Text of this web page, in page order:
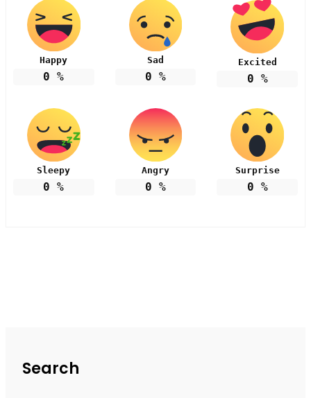
Happy
0 %
Sad
0 %
Excited
0 %
Sleepy
0 %
Angry
0 %
Surprise
0 %
Search